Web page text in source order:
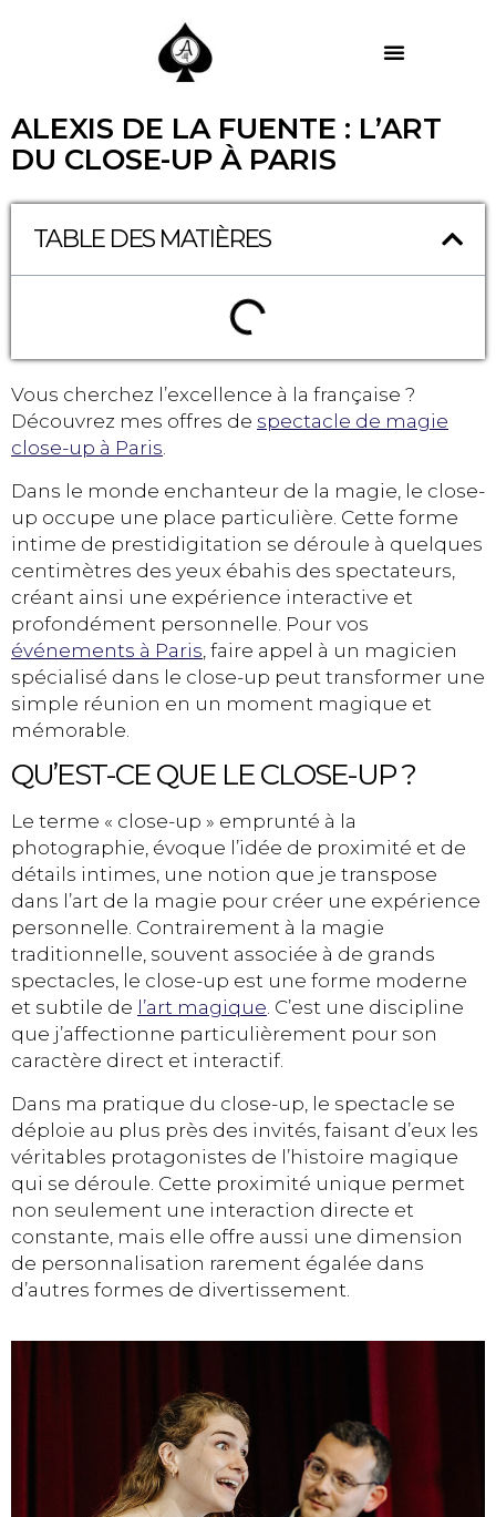
ALEXIS DE LA FUENTE : L’ART
DU CLOSE-UP À PARIS
TABLE DES MATIÈRES
Vous cherchez l’excellence à la française ?
Découvrez mes offres de spectacle de magie
close-up à Paris.
Dans le monde enchanteur de la magie, le close-
up occupe une place particulière. Cette forme
intime de prestidigitation se déroule à quelques
centimètres des yeux ébahis des spectateurs,
créant ainsi une expérience interactive et
profondément personnelle. Pour vos
événements à Paris , faire appel à un magicien
spécialisé dans le close-up peut transformer une
simple réunion en un moment magique et
mémorable.
QU’EST-CE QUE LE CLOSE-UP ?
Le terme « close-up » emprunté à la
photographie, évoque l’idée de proximité et de
détails intimes, une notion que je transpose
dans l’art de la magie pour créer une expérience
personnelle. Contrairement à la magie
traditionnelle, souvent associée à de grands
spectacles, le close-up est une forme moderne
et subtile de l’art magique. C’est une discipline
que j’affectionne particulièrement pour son
caractère direct et interactif.
Dans ma pratique du close-up, le spectacle se
déploie au plus près des invités, faisant d’eux les
véritables protagonistes de l’histoire magique
qui se déroule. Cette proximité unique permet
non seulement une interaction directe et
constante, mais elle offre aussi une dimension
de personnalisation rarement égalée dans
d’autres formes de divertissement.